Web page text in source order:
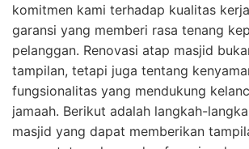
komitmen kami terhadap kualitas
garansi yang memberi rasa tenang
pelanggan. Renovasi atap masjid
tampilan, tetapi juga tentang
fungsionalitas yang mendukung
jamaah. Berikut adalah langkah-
masjid yang dapat memberikan